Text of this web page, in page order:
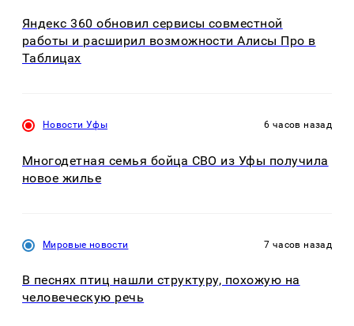
Яндекс 360 обновил сервисы совместной
работы и расширил возможности Алисы Про в
Таблицах
Новости Уфы 6 часов назад
Многодетная семья бойца СВО из Уфы получила
новое жилье
Мировые новости 7 часов назад
В песнях птиц нашли структуру, похожую на
человеческую речь